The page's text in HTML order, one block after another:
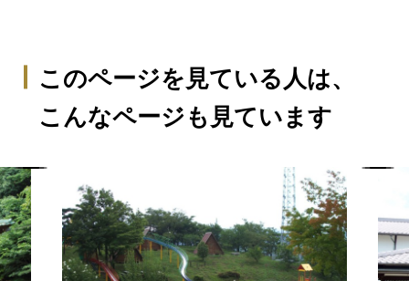
このページを見ている人は、
こんなページも見ています